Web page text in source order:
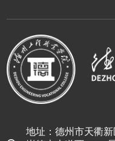
地址：德州市天衢新